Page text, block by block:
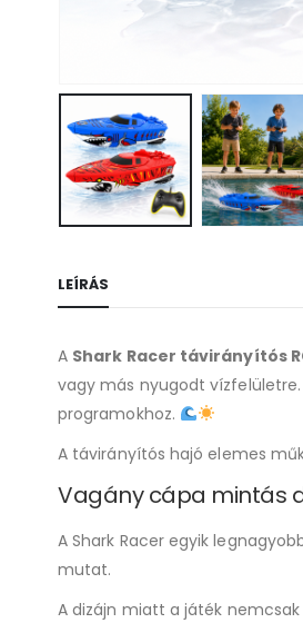
LEÍRÁS
A Shark Racer távirányítós
vagy más nyugodt
programokhoz.
A távirányítós hajó elemes
Vagány cápa mintás
A Shark Racer egyik
mutat.
A dizájn miatt a játék